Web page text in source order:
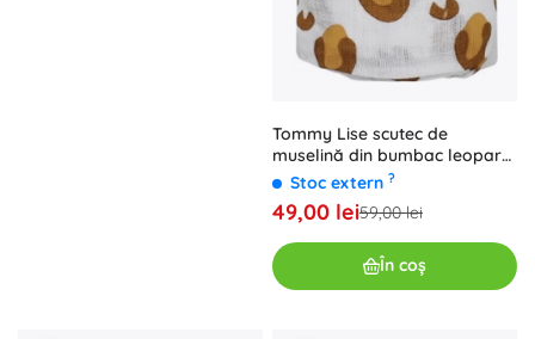
Tommy Lise scutec de
muselină din bumbac leopard
alb 120 × 120 cm
Stoc extern ?
49,00 lei59,00 lei
În coș